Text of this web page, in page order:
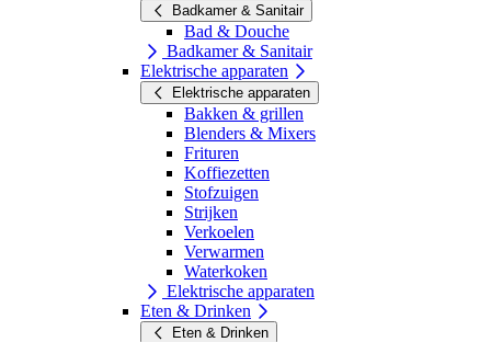
Badkamer & Sanitair
Bad & Douche
Badkamer & Sanitair
Elektrische apparaten
Elektrische apparaten
Bakken & grillen
Blenders & Mixers
Frituren
Koffiezetten
Stofzuigen
Strijken
Verkoelen
Verwarmen
Waterkoken
Elektrische apparaten
Eten & Drinken
Eten & Drinken